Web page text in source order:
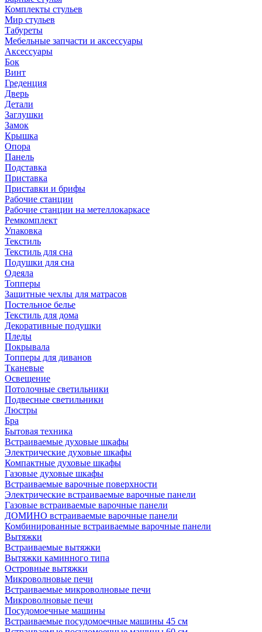
Комплекты стульев
Мир стульев
Табуреты
Мебельные запчасти и аксессуары
Аксессуары
Бок
Винт
Греденция
Дверь
Детали
Заглушки
Замок
Крышка
Опора
Панель
Подставка
Приставка
Приставки и брифы
Рабочие станции
Рабочие станции на метеллокаркасе
Ремкомплект
Упаковка
Текстиль
Текстиль для сна
Подушки для сна
Одеяла
Топперы
Защитные чехлы для матрасов
Постельное белье
Текстиль для дома
Декоративные подушки
Пледы
Покрывала
Топперы для диванов
Тканевые
Освещение
Потолочные светильники
Подвесные светильники
Люстры
Бра
Бытовая техника
Встраиваемые духовые шкафы
Электрические духовые шкафы
Компактные духовые шкафы
Газовые духовые шкафы
Встраиваемые варочные поверхности
Электрические встраиваемые варочные панели
Газовые встраиваемые варочные панели
ДОМИНО встраиваемые варочные панели
Комбинированные встраиваемые варочные панели
Вытяжки
Встраиваемые вытяжки
Вытяжки каминного типа
Островные вытяжки
Микроволновые печи
Встраиваемые микроволновые печи
Микроволновые печи
Посудомоечные машины
Встраиваемые посудомоечные машины 45 см